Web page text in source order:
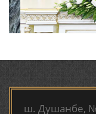
АБУАБДУЛЛОҲИ
МАРДОНӢ
ш. Душанбе,